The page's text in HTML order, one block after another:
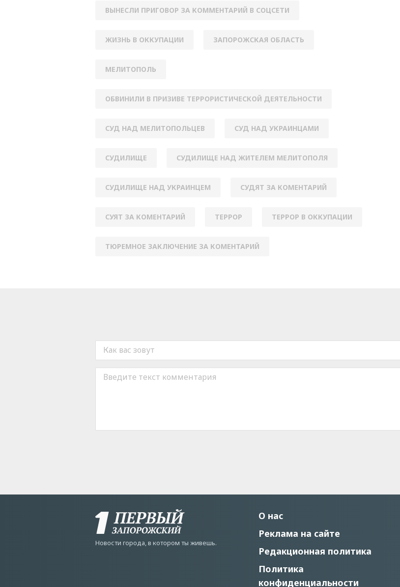
ВЫНЕСЛИ ПРИГОВОР ЗА КОММЕНТАРИЙ В СОЦСЕТИ
ЖИЗНЬ В ОККУПАЦИИ ЗАПОРОЖСКАЯ ОБЛАСТЬ
МЕЛИТОПОЛЬ
ОБВИНИЛИ В ПРИЗИВЕ ТЕРРОРИСТИЧЕСКОЙ ДЕЯТЕЛЬНОСТИ
СУД НАД МЕЛИТОПОЛЬЦЕВ СУД НАД УКРАИНЦАМИ
СУДИЛИЩЕ СУДИЛИЩЕ НАД ЖИТЕЛЕМ МЕЛИТОПОЛЯ
СУДИЛИЩЕ НАД УКРАИНЦЕМ СУДЯТ ЗА КОМЕНТАРИЙ
СУЯТ ЗА КОМЕНТАРИЙ ТЕРРОР ТЕРРОР В ОККУПАЦИИ
ТЮРЕМНОЕ ЗАКЛЮЧЕНИЕ ЗА КОМЕНТАРИЙ
Новости города, в котором ты живешь.
О нас
Реклама на сайте
Редакционная политика
Политика
конфиденциальности